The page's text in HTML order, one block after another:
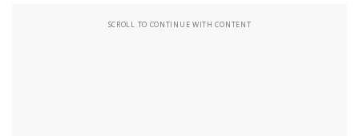
SCROLL TO CONTINUE WITH CONTENT